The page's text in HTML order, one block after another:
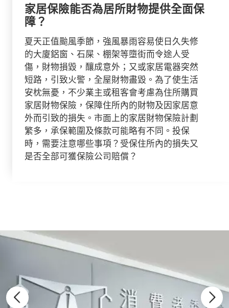
家居保險能否為居所財物提供全面保
障？
夏天正值颱風季節，強風暴雨容易使日久失修
的大廈鋁窗、石屎、棚架等墮街而令途人受
傷，財物損毀，釀成意外；又或家居電器突然
短路，引致火警，全屋財物盡毀。為了使生活
安枕無憂，不少業主或租客會考慮為住所購買
家居財物保險，保障住所內的財物及因家居意
外而引致的損失。市面上的家居財物保險計劃
繁多，承保範圍及條款可能略有不同。投保
時，需要注意哪些事項？受保住所內的損失又
是否全部可獲保險公司賠償？